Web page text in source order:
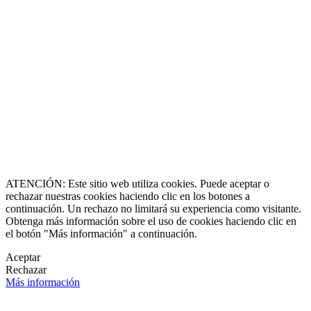
ATENCIÓN: Este sitio web utiliza cookies. Puede aceptar o
rechazar nuestras cookies haciendo clic en los botones a
continuación. Un rechazo no limitará su experiencia como visitante.
Obtenga más información sobre el uso de cookies haciendo clic en
el botón "Más información" a continuación.
Aceptar
Rechazar
Más información